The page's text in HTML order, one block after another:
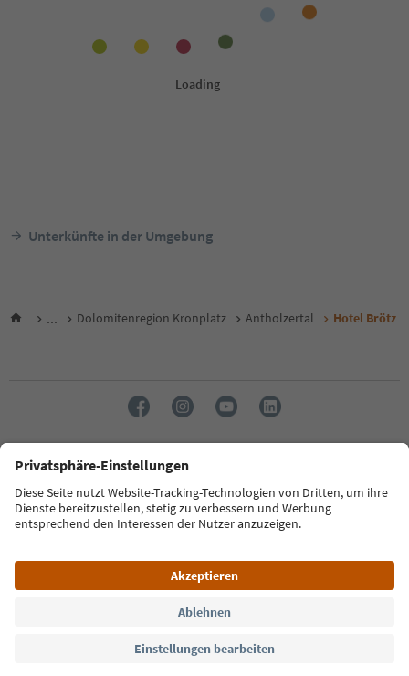
Unterkünfte in der Umgebung
... Dolomitenregion Kronplatz Antholzertal Hotel Brötz
Sprache: Deutsch
FAQ Kontakt Presse MICE Datenschutzerklärung
Zugänglichkeitserklärung